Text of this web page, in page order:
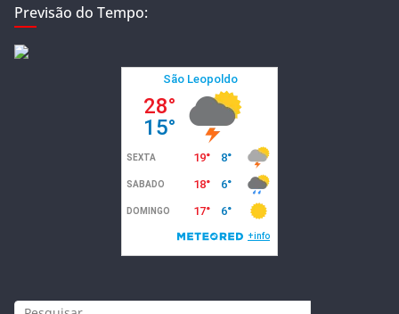
Previsão do Tempo: